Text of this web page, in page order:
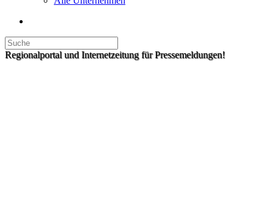
Regionalportal und Internetzeitung für Pressemeldungen!